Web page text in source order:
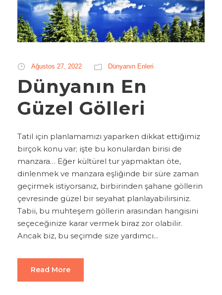
Ağustos 27, 2022 Dünyanın Enleri
Dünyanın En
Güzel Gölleri
Tatil için planlamamızı yaparken dikkat ettiğimiz
birçok konu var; işte bu konulardan birisi de
manzara… Eğer kültürel tur yapmaktan öte,
dinlenmek ve manzara eşliğinde bir süre zaman
geçirmek istiyorsanız, birbirinden şahane göllerin
çevresinde güzel bir seyahat planlayabilirsiniz.
Tabii, bu muhteşem göllerin arasından hangisini
seçeceğinize karar vermek biraz zor olabilir.
Ancak biz, bu seçimde size yardımcı...
Read More